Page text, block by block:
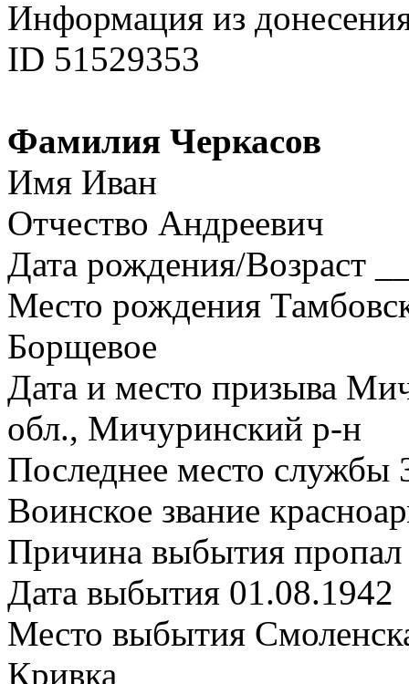
Информация из
ID 51529353
Фамилия Черкасов
Имя Иван
Отчество Андреевич
Дата рождения/Возраст
Место рождения
Борщевое
Дата и место призыва
обл., Мичуринский р-н
Последнее место службы
Воинское звание
Причина выбытия пропал
Дата выбытия 01.08.1942
Место выбытия
Кривка